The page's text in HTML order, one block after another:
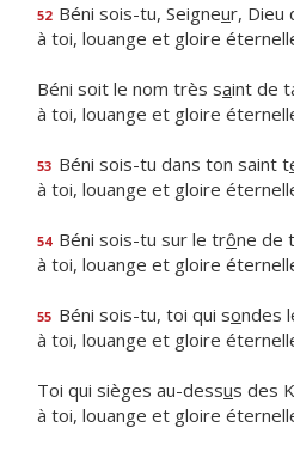
52 Béni sois-tu, Seigneur, Dieu
à toi, louange et gloire
Béni soit le nom très saint de
à toi, louange et gloire
53 Béni sois-tu dans ton saint t
à toi, louange et gloire
54 Béni sois-tu sur le trône de
à toi, louange et gloire
55 Béni sois-tu, toi qui sondes
à toi, louange et gloire
Toi qui sièges au-dessus des
à toi, louange et gloire